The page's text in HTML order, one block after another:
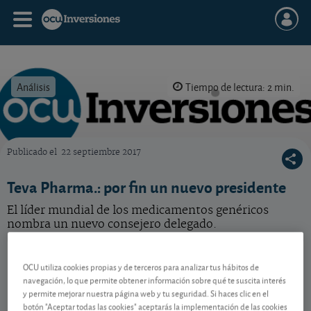
Análisis Tiempo de lectura: 2 min.
Publicado el 22 septiembre 2017
Teva Pharma.: por fin un nuevo presidente
El líder mundial de los medicamentos genéricos
nombra un nuevo consejero delegado.
US8816242098
07/08/2026 Nueva York
0,55 USD (1,58 %)
OCU utiliza cookies propias y de terceros para analizar tus hábitos de
navegación, lo que permite obtener información sobre qué te suscita interés
y permite mejorar nuestra página web y tu seguridad. Si haces clic en el
botón "Aceptar todas las cookies" aceptarás la implementación de las cookies